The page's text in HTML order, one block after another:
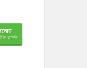
ভার্সন